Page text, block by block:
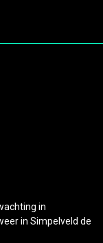
in
in Simpelveld de